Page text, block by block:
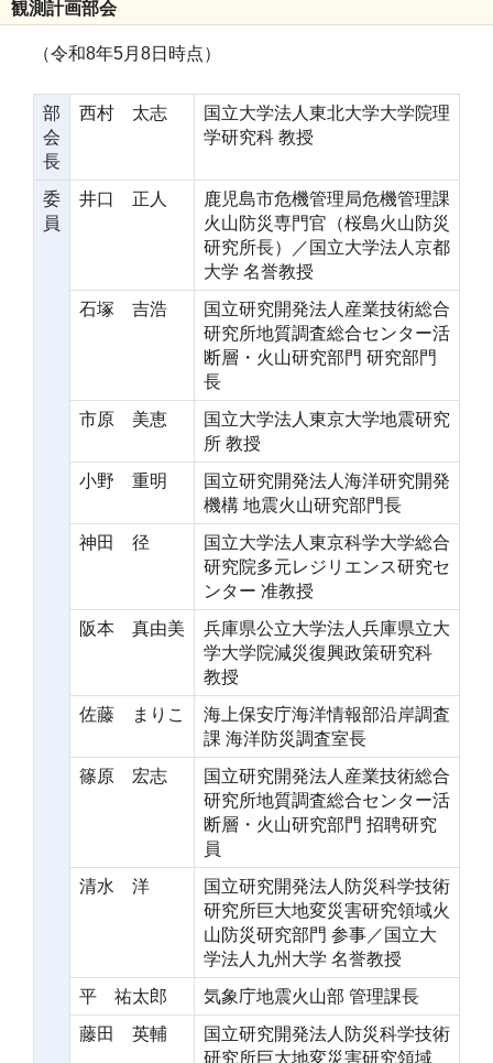
観測計画部会
（令和8年5月8日時点）
部
会
長
西村 太志
国立大学法人東北大学大学院理
学研究科 教授
委
員
井口 正人
鹿児島市危機管理局危機管理課
火山防災専門官（桜島火山防災
研究所長）／国立大学法人京都
大学 名誉教授
石塚 吉浩
国立研究開発法人産業技術総合
研究所地質調査総合センター活
断層・火山研究部門 研究部門
長
市原 美恵
国立大学法人東京大学地震研究
所 教授
小野 重明
国立研究開発法人海洋研究開発
機構 地震火山研究部門長
神田 径
国立大学法人東京科学大学総合
研究院多元レジリエンス研究セ
ンター 准教授
阪本 真由美
兵庫県公立大学法人兵庫県立大
学大学院減災復興政策研究科
教授
佐藤 まりこ
海上保安庁海洋情報部沿岸調査
課 海洋防災調査室長
篠原 宏志
国立研究開発法人産業技術総合
研究所地質調査総合センター活
断層・火山研究部門 招聘研究
員
清水 洋
国立研究開発法人防災科学技術
研究所巨大地変災害研究領域火
山防災研究部門 参事／国立大
学法人九州大学 名誉教授
平 祐太郎
気象庁地震火山部 管理課長
藤田 英輔
国立研究開発法人防災科学技術
研究所巨大地変災害研究領域